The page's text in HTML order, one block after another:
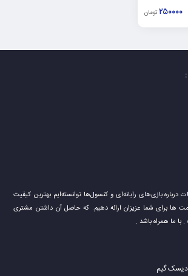
۲۵۰۰۰۰ تومان
بازی‌های رایانه‌ای و کنسول‌ها توانسته‌ایم بهترین کیفیت
قیمت ها برای شما عزیزان ارائه دهیم. که حاصل آن داشتن مشتری
ما همراه باشد .
دیسک گیم